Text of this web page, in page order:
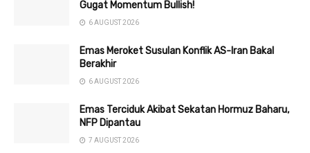
Gugat Momentum Bullish!
6 AUGUST 2026
Emas Meroket Susulan Konflik AS-Iran Bakal
Berakhir
6 AUGUST 2026
Emas Terciduk Akibat Sekatan Hormuz Baharu,
NFP Dipantau
7 AUGUST 2026